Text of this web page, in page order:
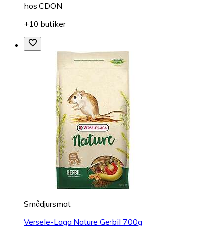
hos CDON
+10 butiker
Smådjursmat
Versele-Laga Nature Gerbil 700g